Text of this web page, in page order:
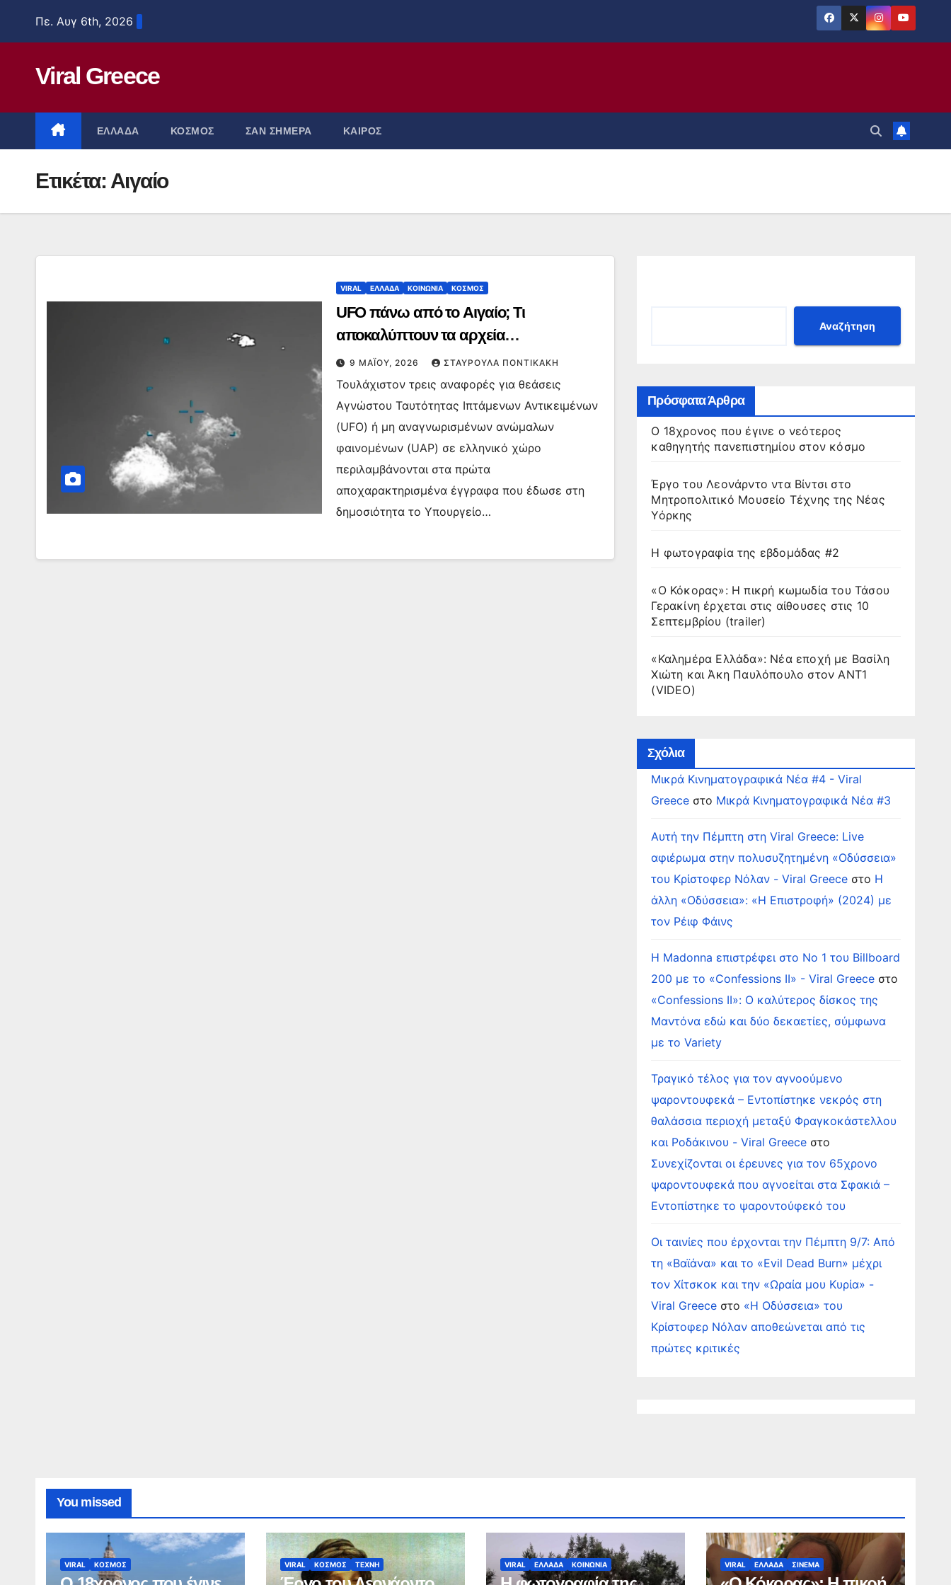
Πε. Αυγ 6th, 2026
Viral Greece
ΕΛΛΑΔΑ ΚΟΣΜΟΣ ΣΑΝ ΣΗΜΕΡΑ ΚΑΙΡΟΣ
Ετικέτα: Αιγαίο
VIRAL ΕΛΛΑΔΑ ΚΟΙΝΩΝΙΑ ΚΟΣΜΟΣ
UFO πάνω από το Αιγαίο; Τι
αποκαλύπτουν τα αρχεία
του Πεντάγωνο
9 ΜΑΪ́ΟΥ, 2026 ΣΤΑΥΡΟΎΛΑ ΠΟΝΤΙΚΆΚΗ
Τουλάχιστον τρεις αναφορές για θεάσεις
Αγνώστου Ταυτότητας Ιπτάμενων Αντικειμένων
(UFO) ή μη αναγνωρισμένων ανώμαλων
φαινομένων (UAP) σε ελληνικό χώρο
περιλαμβάνονται στα πρώτα
αποχαρακτηρισμένα έγγραφα που έδωσε στη
δημοσιότητα το Υπουργείο…
Αναζήτηση
Πρόσφατα Άρθρα
Ο 18χρονος που έγινε ο νεότερος
καθηγητής πανεπιστημίου στον κόσμο
Έργο του Λεονάρντο ντα Βίντσι στο
Μητροπολιτικό Μουσείο Τέχνης της Νέας
Υόρκης
Η φωτογραφία της εβδομάδας #2
«Ο Κόκορας»: Η πικρή κωμωδία του Τάσου
Γερακίνη έρχεται στις αίθουσες στις 10
Σεπτεμβρίου (trailer)
«Καλημέρα Ελλάδα»: Νέα εποχή με Βασίλη
Χιώτη και Άκη Παυλόπουλο στον ΑΝΤ1
(VIDEO)
Σχόλια
Μικρά Κινηματογραφικά Νέα #4 - Viral
Greece στο Μικρά Κινηματογραφικά Νέα #3
Αυτή την Πέμπτη στη Viral Greece: Live
αφιέρωμα στην πολυσυζητημένη «Οδύσσεια»
του Κρίστοφερ Νόλαν - Viral Greece στο Η
άλλη «Οδύσσεια»: «Η Επιστροφή» (2024) με
τον Ρέιφ Φάινς
Η Madonna επιστρέφει στο Νο 1 του Billboard
200 με το «Confessions II» - Viral Greece στο
«Confessions II»: Ο καλύτερος δίσκος της
Μαντόνα εδώ και δύο δεκαετίες, σύμφωνα
με το Variety
Τραγικό τέλος για τον αγνοούμενο
ψαροντουφεκά – Εντοπίστηκε νεκρός στη
θαλάσσια περιοχή μεταξύ Φραγκοκάστελλου
και Ροδάκινου - Viral Greece στο
Συνεχίζονται οι έρευνες για τον 65χρονο
ψαροντουφεκά που αγνοείται στα Σφακιά –
Εντοπίστηκε το ψαροντούφεκό του
Οι ταινίες που έρχονται την Πέμπτη 9/7: Από
τη «Βαϊάνα» και το «Evil Dead Burn» μέχρι
τον Χίτσκοκ και την «Ωραία μου Κυρία» -
Viral Greece στο «Η Οδύσσεια» του
Κρίστοφερ Νόλαν αποθεώνεται από τις
πρώτες κριτικές
You missed
VIRAL ΚΟΣΜΟΣ VIRAL ΚΟΣΜΟΣ ΤΕΧΝΗ VIRAL ΕΛΛΑΔΑ ΚΟΙΝΩΝΙΑ VIRAL ΕΛΛΑΔΑ ΣΙΝΕΜΑ